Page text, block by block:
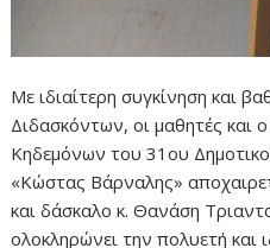
Με ιδιαίτερη συγκίνηση και
Διδασκόντων, οι μαθητές και
Κηδεμόνων του 31ου
«Κώστας Βάρναλης»
και δάσκαλο κ. Θανάση
ολοκληρώνει την πολυετή και